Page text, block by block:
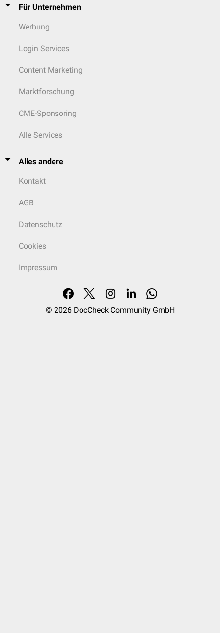
Für Unternehmen
Werbung
Login Services
Content Marketing
Marktforschung
CME-Sponsoring
Alle Services
Alles andere
Kontakt
AGB
Datenschutz
Cookies
Impressum
© 2026 DocCheck Community GmbH